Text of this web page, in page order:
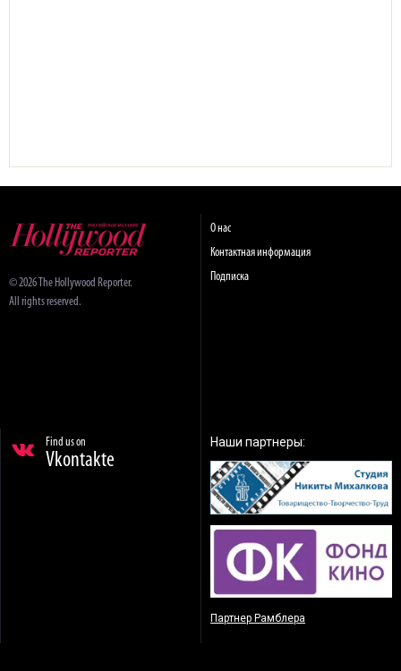
© 2026 The Hollywood Reporter.
All rights reserved.
О нас
Контактная информация
Подписка
Find us on
Vkontakte
Наши партнеры:
Партнер Рамблера